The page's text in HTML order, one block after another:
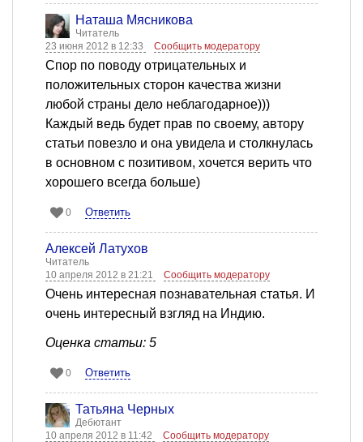
Наташа Мясникова
Читатель
23 июня 2012 в 12:33
Сообщить модератору
Спор по поводу отрицательных и
положительных сторон качества жизни
любой страны дело неблагодарное)))
Каждый ведь будет прав по своему, автору
статьи повезло и она увидела и столкнулась
в основном с позитивом, хочется верить что
хорошего всегда больше)
0 Ответить
Алексей Латухов
Читатель
10 апреля 2012 в 21:21
Сообщить модератору
Очень интересная познавательная статья. И
очень интересный взгляд на Индию.
Оценка статьи: 5
0 Ответить
Татьяна Черных
Дебютант
10 апреля 2012 в 11:42
Сообщить модератору